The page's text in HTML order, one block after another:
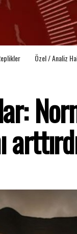
Özel / Analiz